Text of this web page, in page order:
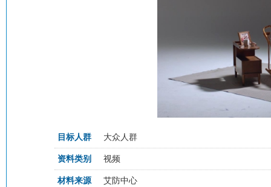
目标人群 大众人群
资料类别 视频
材料来源 艾防中心